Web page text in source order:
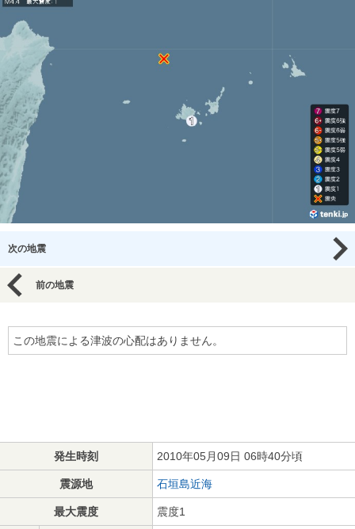
次の地震
前の地震
この地震による津波の心配はありません。
発生時刻 2010年05月09日 06時40分頃
震源地 石垣島近海
最大震度 震度1